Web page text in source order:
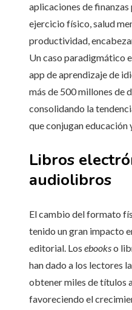
aplicaciones de finanzas
ejercicio físico, salud
productividad,
Un caso paradigmático
app de aprendizaje de
más de 500 millones de
consolidando la
que conjugan educación
Libros
audiolibros
El cambio del formato
tenido un gran impacto
editorial. Los ebookso
han dado a los lectores
obtener miles de títulos
favoreciendo el